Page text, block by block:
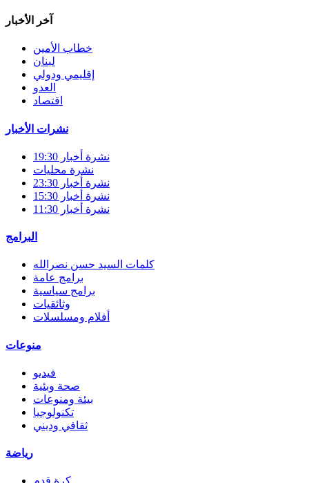
آخر الأخبار
خطاب الأمين
لبنان
إقليمي ودولي
العدو
اقتصاد
نشرات الأخبار
نشرة أخبار 19:30
نشرة محليات
نشرة أخبار 23:30
نشرة أخبار 15:30
نشرة أخبار 11:30
البرامج
كلمات السيد حسن نصرالله
برامج عامة
برامج سياسية
وثائقيات
أفلام ومسلسلات
منوعات
فيديو
صحة وبئية
بيئة ومنوعات
تكنولوجيا
ثقافي وديني
رياضة